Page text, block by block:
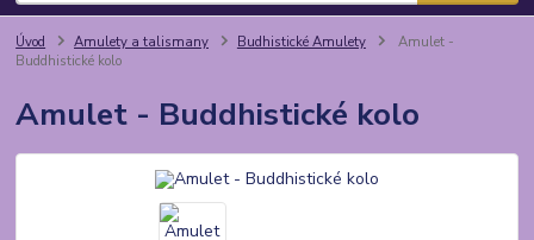
Úvod Amulety a talismany Budhistické Amulety
Amulet -
Buddhistické kolo
Amulet - Buddhistické kolo